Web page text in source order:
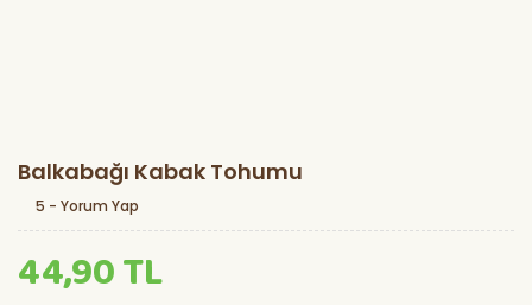
Balkabağı Kabak Tohumu
5 - Yorum Yap
44,90 TL